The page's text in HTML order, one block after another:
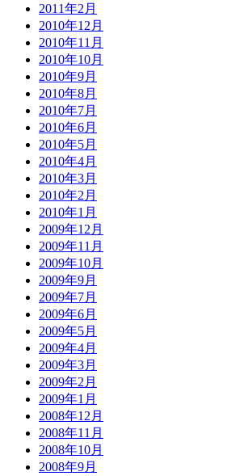
2011年2月
2010年12月
2010年11月
2010年10月
2010年9月
2010年8月
2010年7月
2010年6月
2010年5月
2010年4月
2010年3月
2010年2月
2010年1月
2009年12月
2009年11月
2009年10月
2009年9月
2009年7月
2009年6月
2009年5月
2009年4月
2009年3月
2009年2月
2009年1月
2008年12月
2008年11月
2008年10月
2008年9月